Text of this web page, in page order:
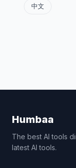
中文
Humbaa
The best AI tools
latest AI tools.